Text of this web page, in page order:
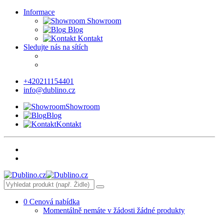
Informace
Showroom
Blog
Kontakt
Sledujte nás na sítích
+420211154401
info@dublino.cz
Showroom
Blog
Kontakt
0 Cenová nabídka
Momentálně nemáte v žádosti žádné produkty